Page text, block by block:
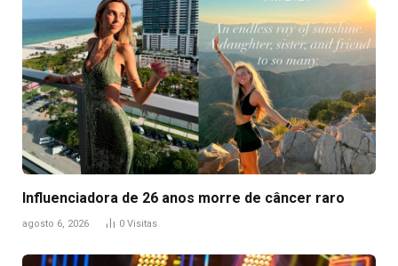
Influenciadora de 26 anos morre de câncer raro
agosto 6, 2026 0 Visitas